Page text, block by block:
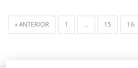
« ANTERIOR 1 … 15 16